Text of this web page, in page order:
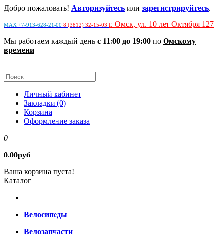
Добро пожаловать! Авторизуйтесь или зарегистрируйтесь.
MAX +7-913-628-21-00 8 (3812) 32-15-03 г. Омск, ул. 10 лет Октября 127
Мы работаем каждый день с 11:00 до 19:00 по Омскому
времени
Личный кабинет
Закладки (0)
Корзина
Оформление заказа
0
0.00руб
Ваша корзина пуста!
Каталог
Велосипеды
Велозапчасти